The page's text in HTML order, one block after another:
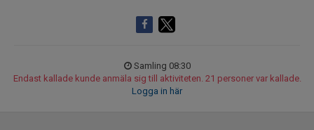
Samling 08:30
Endast kallade kunde anmäla sig till aktiviteten. 21 personer var kallade.
Logga in här